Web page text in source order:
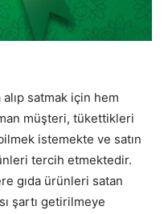
satmak için hem
müşteri, tükettikleri
istemekte ve satın
tercih etmektedir.
gıda ürünleri satan
şartı getirilmeye